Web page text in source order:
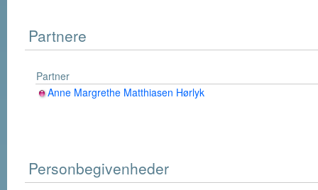
Partnere
Partner
Anne Margrethe Matthiasen Hørlyk
Personbegivenheder